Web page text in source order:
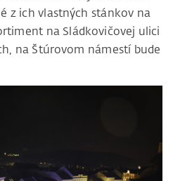
z ich vlastných stánkov na
na Sládkovičovej ulici
na Štúrovom námestí bude